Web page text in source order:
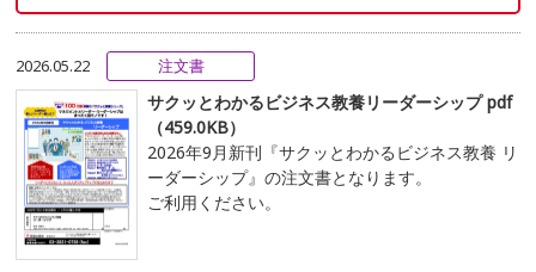
2026.05.22 注文書
サクッとわかるビジネス教養リーダーシップ pdf
（459.0KB）
2026年9月新刊『サクッとわかるビジネス教養 リ
ーダーシップ』の注文書となります。
ご利用ください。